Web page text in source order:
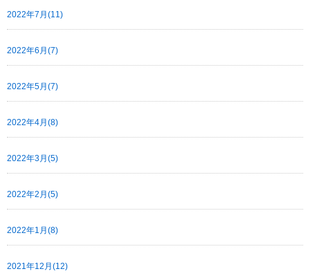
2022年7月(11)
2022年6月(7)
2022年5月(7)
2022年4月(8)
2022年3月(5)
2022年2月(5)
2022年1月(8)
2021年12月(12)